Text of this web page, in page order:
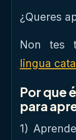
¿Queres
Non tes
lingua
Por que
para
1)